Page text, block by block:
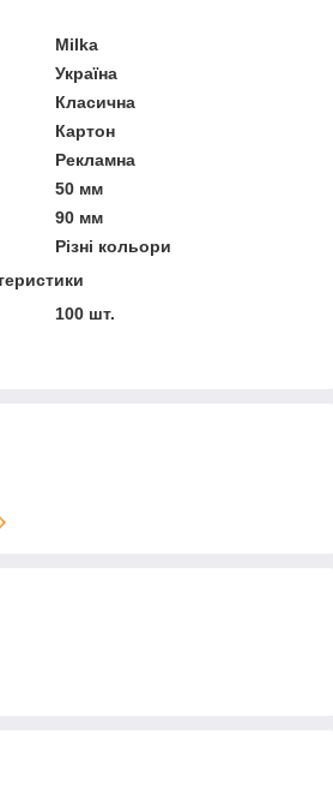
Milka
Україна
Класична
Картон
Рекламна
50 мм
90 мм
Різні кольори
100 шт.